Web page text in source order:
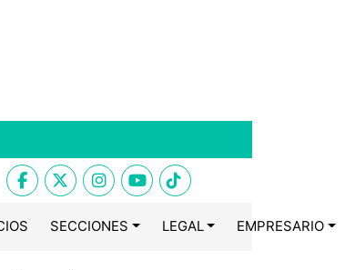
SECCIONES LEGAL EMPRESARIO